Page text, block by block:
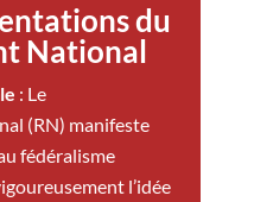
du
National
: Le
(RN) manifeste
fédéralisme
l’idée